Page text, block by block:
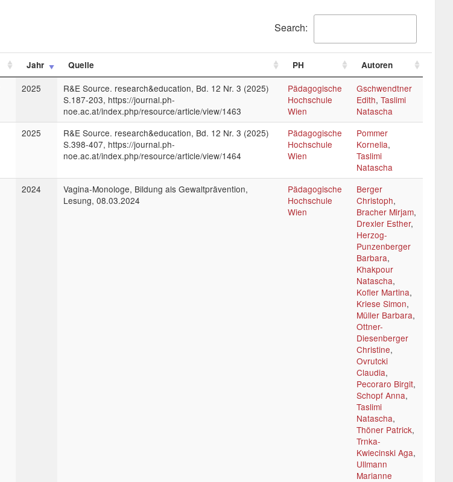
Search:
Jahr Quelle PH Autoren
2025
R&E Source. research&education, Bd. 12 Nr. 3 (2025)
S.187-203, https://journal.ph-
noe.ac.at/index.php/resource/article/view/1463
Pädagogische
Hochschule
Wien
Gschwendtner
Edith, Taslimi
Natascha
2025
R&E Source. research&education, Bd. 12 Nr. 3 (2025)
S.398-407, https://journal.ph-
noe.ac.at/index.php/resource/article/view/1464
Pädagogische
Hochschule
Wien
Pommer
Kornelia,
Taslimi
Natascha
2024
Vagina-Monologe, Bildung als Gewaltprävention,
Lesung, 08.03.2024
Pädagogische
Hochschule
Wien
Berger
Christoph,
Bracher Mirjam,
Drexler Esther,
Herzog-
Punzenberger
Barbara,
Khakpour
Natascha,
Kofler Martina,
Kriese Simon,
Müller Barbara,
Ottner-
Diesenberger
Christine,
Ovrutcki
Claudia,
Pecoraro Birgit,
Schopf Anna,
Taslimi
Natascha,
Thöner Patrick,
Trnka-
Kwiecinski Aga,
Ullmann
Marianne